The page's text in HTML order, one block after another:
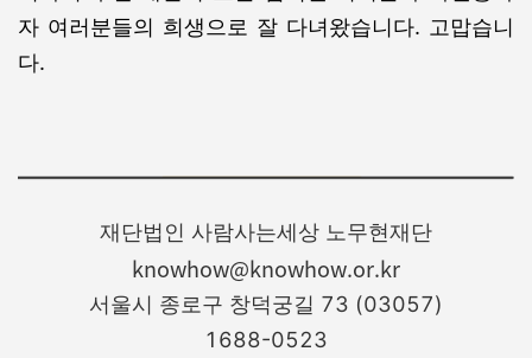
자 여러분들의 희생으로 잘 다녀왔습니다. 고맙습니
다.
재단법인 사람사는세상 노무현재단
knowhow@knowhow.or.kr
서울시 종로구 창덕궁길 73 (03057)
1688-0523